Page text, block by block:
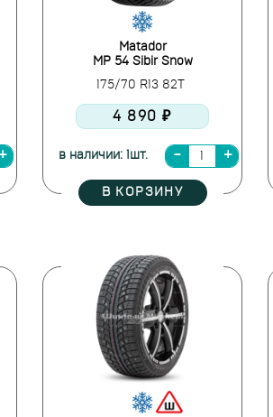
Matador
MP 54 Sibir Snow
175/70 R13 82T
4 890 ₽
в наличии: 1шт.
В КОРЗИНУ